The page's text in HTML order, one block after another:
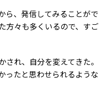
ら、発信してみることがで
方々も多くいるので、すご
れ、自分を変えてきた。
ったと思わせられるような